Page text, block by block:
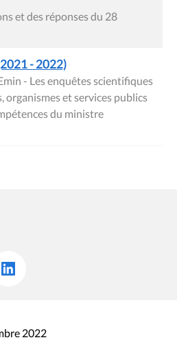
et des réponses du 28
- 2022)
- Les enquêtes scientifiques
organismes et services publics
du ministre
2022